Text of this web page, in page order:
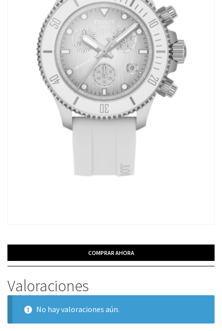
COMPRAR AHORA
Valoraciones
No hay valoraciones aún.